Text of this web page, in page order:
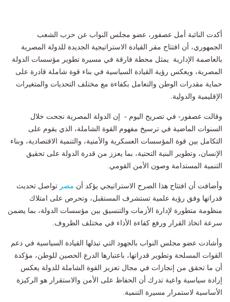
أكدت النائبة أمل عصفور، عضو مجلس النواب عن حزب الشعب
الجمهوري، أن افتتاح مقر القيادة الاستراتيجية الجديدة للدولة المصرية
بالعاصمة الإدارية يمثل محطة فارقة في مسيرة تطوير مؤسسات الدولة
المصرية، ويعكس رؤية القيادة السياسية في بناء قوة شاملة قادرة على
حماية مقدرات الوطن والتعامل بكفاءة مع مختلف التحديات والمتغيرات
الإقليمية والدولية.
وقالت عصفور- في تصريح اليوم - إن الدولة المصرية نجحت خلال
السنوات الماضية في ترسيخ مفهوم القوة الشاملة، الذي يقوم على
التكامل بين قوة المؤسسات العسكرية والأمنية، والتنمية الاقتصادية، وبناء
الإنسان، وتطوير البنية التحتية، بما يعزز من قدرة الدولة على تحقيق
التنمية المستدامة وصون الأمن القومي.
وأضافت أن افتتاح هذا الصرح الاستراتيجي يؤكد أن مصر تواصل تحديث
قدراتها وفق رؤية علمية تستشرف المستقبل، وتحرص على امتلاك
منظومة متطورة لإدارة الأزمات والتنسيق بين مؤسسات الدولة، بما يضمن
سرعة اتخاذ القرار ورفع كفاءة الأداء في مختلف الظروف.
وأشادت عضو مجلس النواب بالجهود التي تبذلها القيادة السياسية في دعم
القوات المسلحة وتطوير قدراتها، باعتبارها الدرع الحصين للوطن، مؤكدة
أن ما تحقق من إنجازات في مجال تعزيز القوة الشاملة للدولة يعكس
إرادة سياسية واعية تدرك أن الحفاظ على الأمن والاستقرار هو الركيزة
الأساسية لاستمرار مسيرة التنمية.